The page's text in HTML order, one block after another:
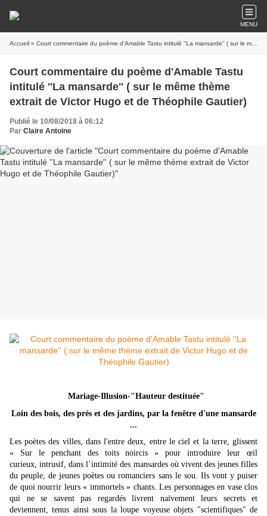
MENU
Accueil » Court commentaire du poème d'Amable Tastu intitulé ''La mansarde'' ( sur le même thème extrait de Victor Hugo et de Théophile Gautier)
Court commentaire du poème d'Amable Tastu
intitulé ''La mansarde'' ( sur le même thème
extrait de Victor Hugo et de Théophile Gautier)
Publié le 10/08/2018 à 06:12
Par Claire Antoine
Mariage-Illusion-"Hauteur destituée"
Loin des bois, des prés et des jardins, par la fenêtre d'une mansarde
...
Les poètes des villes, dans l'entre deux, entre le ciel et la terre, glissent
« Sur le penchant des toits noircis » pour introduire leur œil
curieux, intrusif, dans l’intimité des mansardes où vivent des jeunes filles
du peuple, de jeunes poètes ou romanciers sans le sou. Ils vont y puiser
de quoi nourrir leurs « immortels » chants. Les personnages en vase clos
qui ne se savent pas regardés livrent naïvement leurs secrets et
deviennent, tenus ainsi sous la loupe voyeuse objets "scientifiques" de